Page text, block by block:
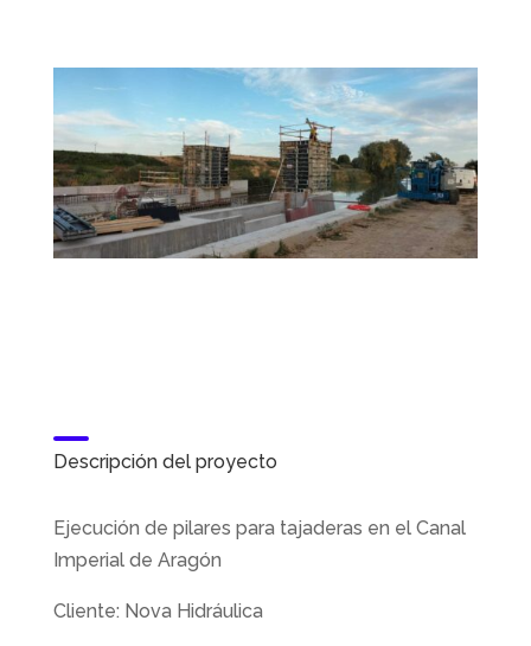
Descripción del proyecto
Ejecución de pilares para tajaderas en el Canal
Imperial de Aragón
Cliente: Nova Hidráulica